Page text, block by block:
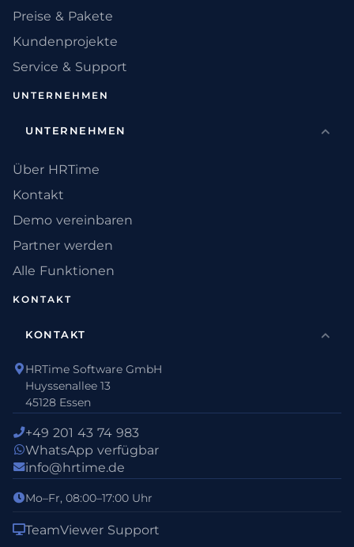
Preise & Pakete
Kundenprojekte
Service & Support
UNTERNEHMEN
UNTERNEHMEN
Über HRTime
Kontakt
Demo vereinbaren
Partner werden
Alle Funktionen
KONTAKT
KONTAKT
HRTime Software GmbH
Huyssenallee 13
45128 Essen
+49 201 43 74 983
WhatsApp verfügbar
info@hrtime.de
Mo–Fr, 08:00–17:00 Uhr
TeamViewer Support